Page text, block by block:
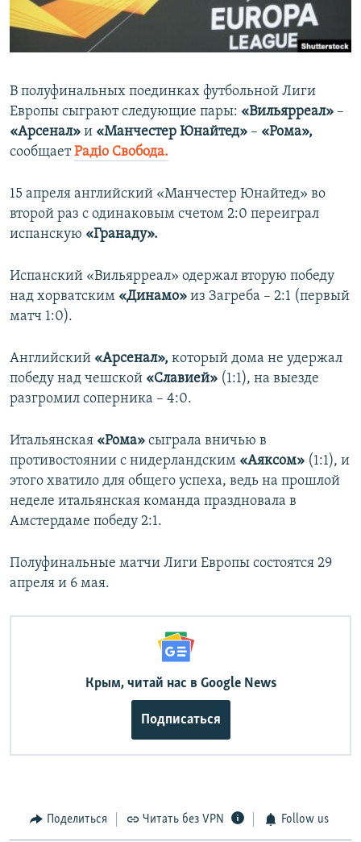
ПОБЕДИТЕЛЕЙ НЕ СУДЯТ?
КРЫМ.НЕПОКОРЕННЫЙ
УКРАИНСКАЯ ПРОБЛЕМА КРЫМА
ПРИСОЕДИНЯЙТЕСЬ!
Все сайты RFE/RL
В полуфинальных поединках футбольной Лиги
Европы сыграют следующие пары: «Вильярреал» –
«Арсенал» и «Манчестер Юнайтед» – «Рома»,
сообщает Радіо Свобода.
15 апреля английский «Манчестер Юнайтед» во
второй раз с одинаковым счетом 2:0 переиграл
испанскую «Гранаду».
Испанский «Вильярреал» одержал вторую победу
над хорватским «Динамо» из Загреба – 2:1 (первый
матч 1:0).
Английский «Арсенал», который дома не удержал
победу над чешской «Славией» (1:1), на выезде
разгромил соперника – 4:0.
Итальянская «Рома» сыграла вничью в
противостоянии с нидерландским «Аяксом» (1:1), и
этого хватило для общего успеха, ведь на прошлой
неделе итальянская команда праздновала в
Амстердаме победу 2:1.
Полуфинальные матчи Лиги Европы состоятся 29
апреля и 6 мая.
Крым, читай нас в Google News
Подписаться
Поделиться Читать без VPN Follow us